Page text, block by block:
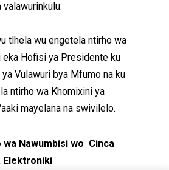
tlhela wu engetela ntirho wa
Hofisi ya Presidente ku
Vulawuri bya Mfumo na ku
ntirho wa Khomixini ya
mayelana na swivilelo.
Nawumbisi wo Cinca
Elektroniki